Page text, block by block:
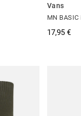
Vans
MN BASIC
17,95 €